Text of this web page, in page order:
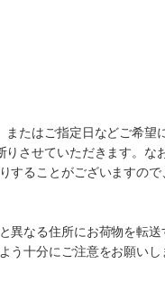
たはご指定日などご希望
させていただきます。な
ることがございますので
異なる住所にお荷物を転
十分にご注意をお願いし